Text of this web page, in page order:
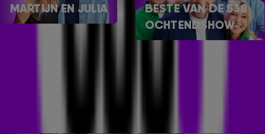
MARTIJN EN JULIA
BESTE VAN DE 538
OCHTENDSHOW